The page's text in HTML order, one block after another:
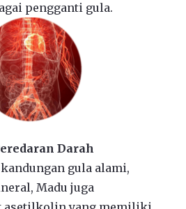
pengganti gula.
Darah
gula alami,
Madu juga